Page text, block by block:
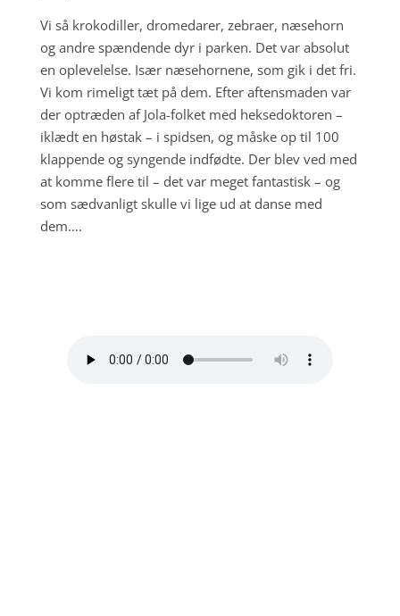
Vi så krokodiller, dromedarer, zebraer, næsehorn
og andre spændende dyr i parken. Det var absolut
en oplevelelse. Især næsehornene, som gik i det fri.
Vi kom rimeligt tæt på dem. Efter aftensmaden var
der optræden af Jola-folket med heksedoktoren –
iklædt en høstak – i spidsen, og måske op til 100
klappende og syngende indfødte. Der blev ved med
at komme flere til – det var meget fantastisk – og
som sædvanligt skulle vi lige ud at danse med
dem….